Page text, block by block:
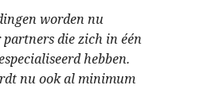
worden nu
partners die zich in één
hebben.
nu ook al minimum